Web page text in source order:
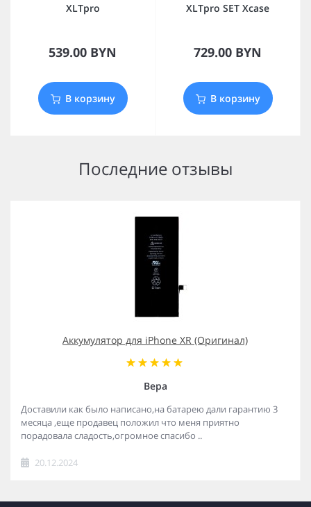
XLTpro
539.00 BYN
В корзину
XLTpro SET Xcase
729.00 BYN
В корзину
Последние отзывы
Аккумулятор для iPhone XR (Оригинал)
Вера
Доставили как было написано,на батарею дали гарантию 3
месяца ,еще продавец положил что меня приятно
порадовала сладость,огромное спасибо ..
20.12.2024